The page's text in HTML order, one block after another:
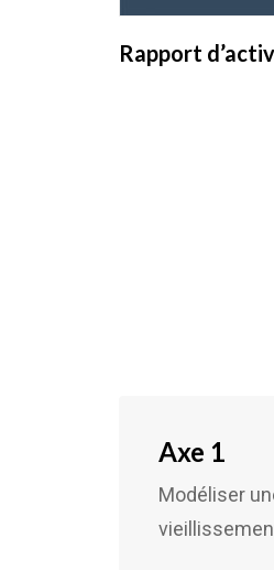
Rapport
Axe 1
Modéliser